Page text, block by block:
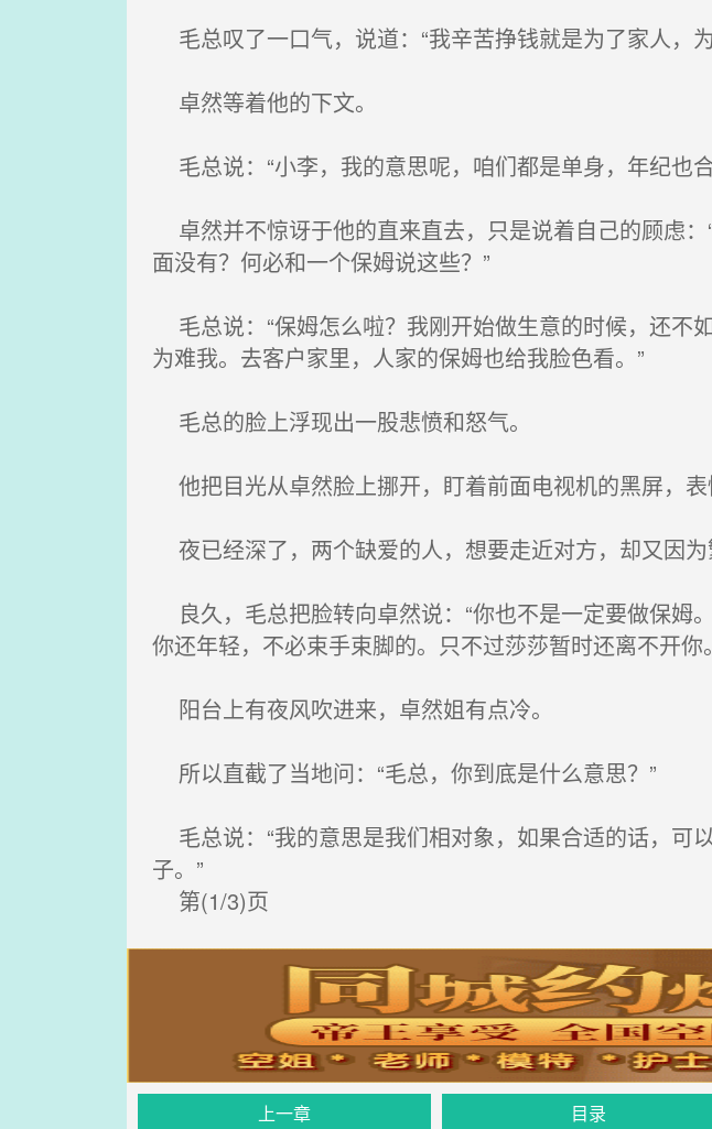
毛总叹了一口气，说道：“我辛苦挣钱就是为了家人，
卓然等着他的下文。
毛总说：“小李，我的意思呢，咱们都是单身，年纪也
卓然并不惊讶于他的直来直去，只是说着自己的顾虑
面没有？何必和一个保姆说这些？”
毛总说：“保姆怎么啦？我刚开始做生意的时候，还不
为难我。去客户家里，人家的保姆也给我脸色看。”
毛总的脸上浮现出一股悲愤和怒气。
他把目光从卓然脸上挪开，盯着前面电视机的黑屏，表
夜已经深了，两个缺爱的人，想要走近对方，却又因为
良久，毛总把脸转向卓然说：“你也不是一定要做保姆
你还年轻，不必束手束脚的。只不过莎莎暂时还离不开你
阳台上有夜风吹进来，卓然姐有点冷。
所以直截了当地问：“毛总，你到底是什么意思？”
毛总说：“我的意思是我们相对象，如果合适的话，可
子。”
第(1/3)页
上一章 目录